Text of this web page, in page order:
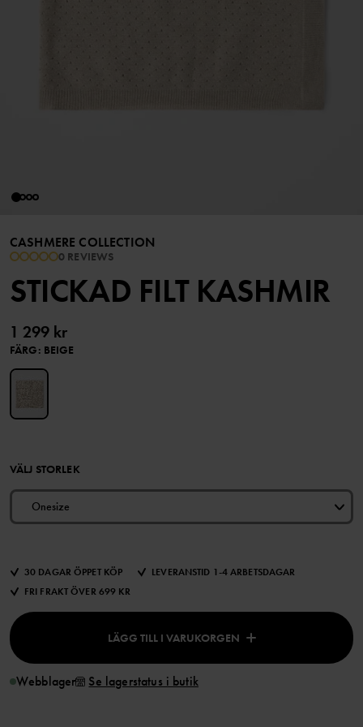
CASHMERE COLLECTION
0 REVIEWS
STICKAD FILT KASHMIR
1 299 kr
FÄRG: BEIGE
VÄLJ STORLEK
Onesize
30 DAGAR ÖPPET KÖP
LEVERANSTID 1-4 ARBETSDAGAR
FRI FRAKT ÖVER 699 KR
LÄGG TILL I VARUKORGEN
Webblager Se lagerstatus i butik